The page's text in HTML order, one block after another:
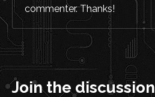
commenter. Thanks!
Join the discussion